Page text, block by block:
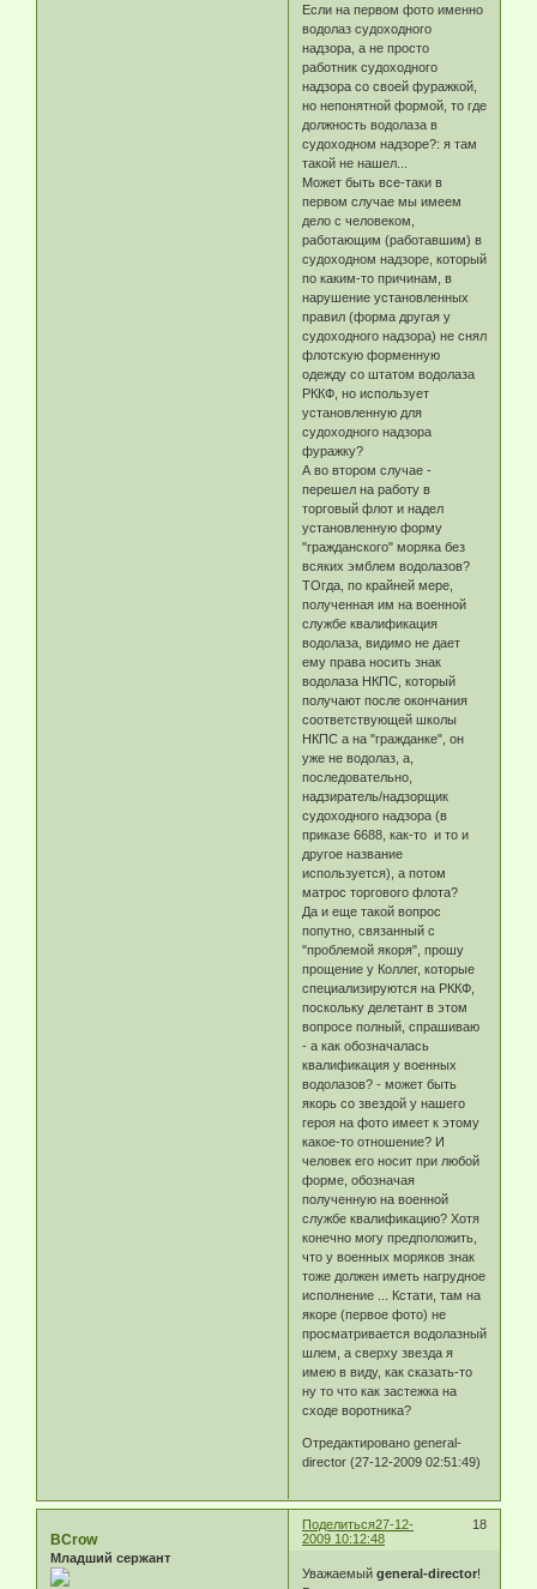
Если на первом фото именно
водолаз судоходного
надзора, а не просто
работник судоходного
надзора со своей фуражкой,
но непонятной формой, то где
должность водолаза в
судоходном надзоре?: я там
такой не нашел...
Может быть все-таки в
первом случае мы имеем
дело с человеком,
работающим (работавшим) в
судоходном надзоре, который
по каким-то причинам, в
нарушение установленных
правил (форма другая у
судоходного надзора) не снял
флотскую форменную
одежду со штатом водолаза
РККФ, но использует
установленную для
судоходного надзора
фуражку?
А во втором случае -
перешел на работу в
торговый флот и надел
установленную форму
"гражданского" моряка без
всяких эмблем водолазов?
ТОгда, по крайней мере,
полученная им на военной
службе квалификация
водолаза, видимо не дает
ему права носить знак
водолаза НКПС, который
получают после окончания
соответствующей школы
НКПС а на "гражданке", он
уже не водолаз, а,
последовательно,
надзиратель/надзорщик
судоходного надзора (в
приказе 6688, как-то и то и
другое название
используется), а потом
матрос торгового флота?
Да и еще такой вопрос
попутно, связанный с
"проблемой якоря", прошу
прощение у Коллег, которые
специализируются на РККФ,
поскольку делетант в этом
вопросе полный, спрашиваю
- а как обозначалась
квалификация у военных
водолазов? - может быть
якорь со звездой у нашего
героя на фото имеет к этому
какое-то отношение? И
человек его носит при любой
форме, обозначая
полученную на военной
службе квалификацию? Хотя
конечно могу предположить,
что у военных моряков знак
тоже должен иметь нагрудное
исполнение ... Кстати, там на
якоре (первое фото) не
просматривается водолазный
шлем, а сверху звезда я
имею в виду, как сказать-то
ну то что как застежка на
сходе воротника?
Отредактировано general-
director (27-12-2009 02:51:49)
Поделиться 18
27-12-
2009 10:12:48
BCrow
Младший сержант
Уважаемыйgeneral-director!